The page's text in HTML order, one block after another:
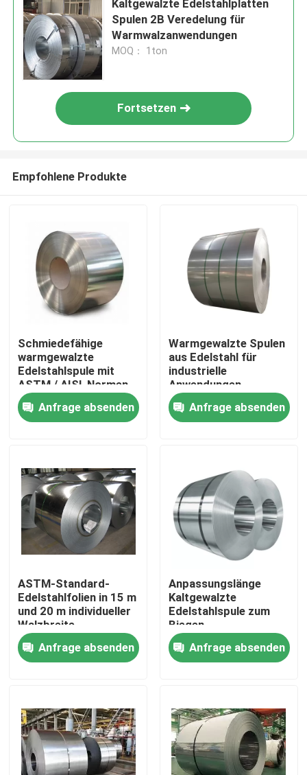
Zu Hause
Produkte
Über uns
Werksbesichtigung
Qualitätskontrolle
Kontakt mit uns
Edelstahlblech-Metall
Metallrohr aus Edelstahl
Kaltgewalzte Edelstahlplatten
Spulen 2B Veredelung für
Warmwalzanwendungen
MOQ： 1ton
Fortsetzen
Empfohlene Produkte
Schmiedefähige
warmgewalzte
Edelstahlspule mit
ASTM / AISI-Normen
Anfrage absenden
Warmgewalzte Spulen
aus Edelstahl für
industrielle
Anwendungen
Anfrage absenden
ASTM-Standard-
Edelstahlfolien in 15 m
und 20 m individueller
Walzbreite
Anfrage absenden
Anpassungslänge
Kaltgewalzte
Edelstahlspule zum
Biegen
Anfrage absenden